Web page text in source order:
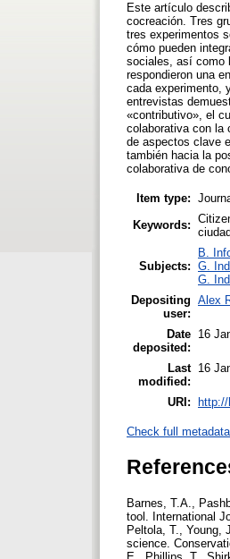
Este artículo
cocreación. Tres
tres experimentos
cómo pueden
sociales, así como
respondieron una
cada experimento,
entrevistas
«contributivo», el
colaborativa con la
de aspectos clave
también hacia la
colaborativa de
Item type:
Keywords:
Subjects:
B.
G.
G.
Depositing
user:
Alex
Date
deposited:
16
Last
modified:
16
URI:
Check full
Barnes, T.A.,
tool. International
Peltola, T., Young,
science.